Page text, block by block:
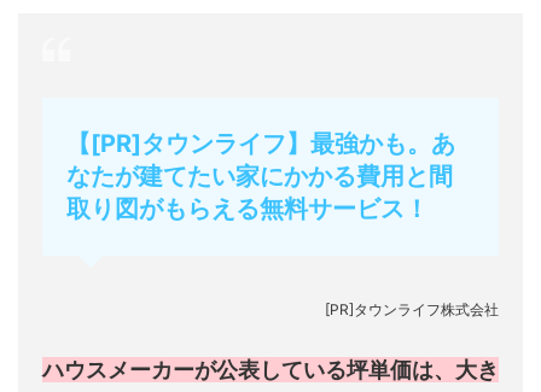
【[PR]タウンライフ】最強かも。あ
なたが建てたい家にかかる費用と間
取り図がもらえる無料サービス！
[PR]タウンライフ株式会社
ハウスメーカーが公表している坪単価は、大き